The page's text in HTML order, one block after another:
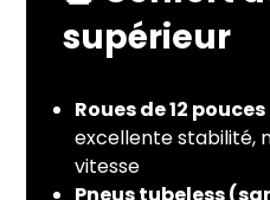
supérieur
Roues de 12 pouces
excellente stabilité,
vitesse
Pneus tubeless